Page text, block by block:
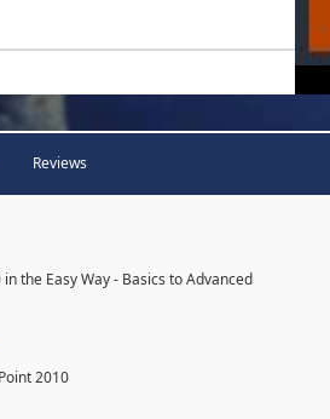
Reviews
the Easy Way - Basics to Advanced
2010